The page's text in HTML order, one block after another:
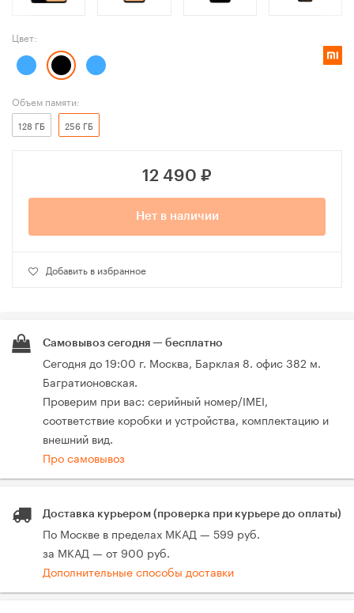
Цвет:
Объем памяти:
128 ГБ 256 ГБ
12 490 ₽
Нет в наличии
Добавить в избранное
Самовывоз сегодня — бесплатно
Сегодня до 19:00 г. Москва, Барклая 8. офис 382 м.
Багратионовская.
Проверим при вас: серийный номер/IMEI,
соответствие коробки и устройства, комплектацию и
внешний вид.
Про самовывоз
Доставка курьером (проверка при курьере до оплаты)
По Москве в пределах МКАД — 599 руб.
за МКАД — от 900 руб.
Дополнительные способы доставки